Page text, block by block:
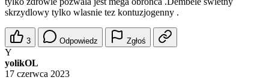
skrzydlowy tylko wlasnie tez kontuzjogenny .
3 Odpowiedz Zgłoś
Y
yolikOL
17 czerwca 2023